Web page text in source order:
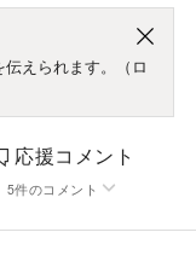
えられます。（ロ
応援コメント
5件のコメント